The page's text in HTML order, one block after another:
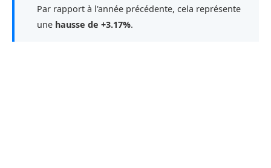
Par rapport à l'année précédente, cela représente
une hausse de +3.17%.